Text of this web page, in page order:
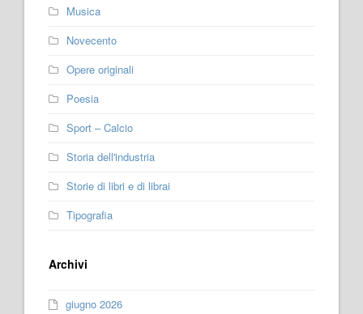
Musica
Novecento
Opere originali
Poesia
Sport – Calcio
Storia dell'industria
Storie di libri e di librai
Tipografia
Archivi
giugno 2026